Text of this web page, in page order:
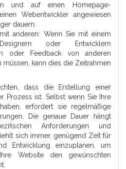
und auf einen Homepage-
Webentwickler angewiesen
dauern.
anderen: Wenn Sie mit einem
oder Entwicklern
oder Feedback von anderen
müssen, kann dies die Zeitrahmen
dass die Erstellung einer
Prozess ist. Selbst wenn Sie Ihre
erfordert sie regelmäßige
Die genaue Dauer hängt
Anforderungen und
sich immer, genügend Zeit für
Entwicklung einzuplanen, um
Website den gewünschten